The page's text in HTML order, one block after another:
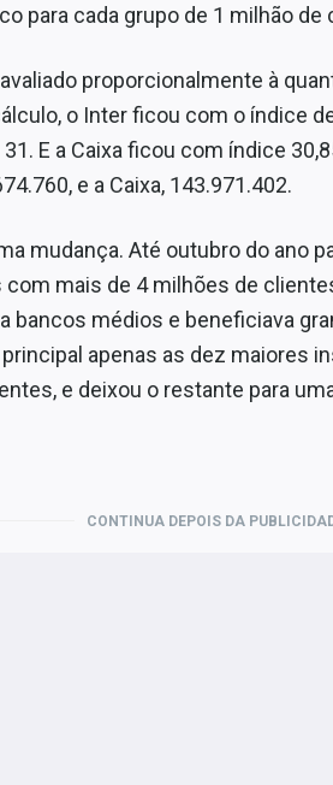
para cada grupo de 1 milhão de
proporcionalmente à
o Inter ficou com o índice
E a Caixa ficou com índice
e a Caixa, 143.971.402.
mudança. Até outubro do ano
mais de 4 milhões de
bancos médios e beneficiava
apenas as dez maiores
e deixou o restante para
CONTINUA DEPOIS DA